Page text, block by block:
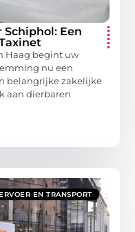
Schiphol: Een
Haag begint uw
nu een
belangrijke zakelijke
aan dierbaren
EN TRANSPORT